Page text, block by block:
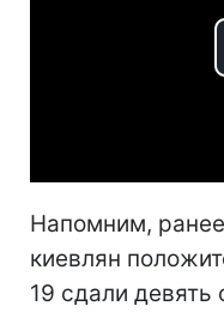
Напомним,
киевлян
19 сдали девять